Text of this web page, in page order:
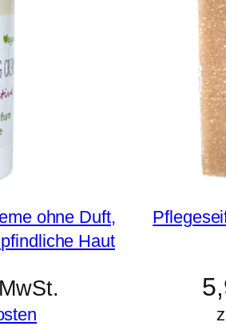
ohne Duft,
Haut